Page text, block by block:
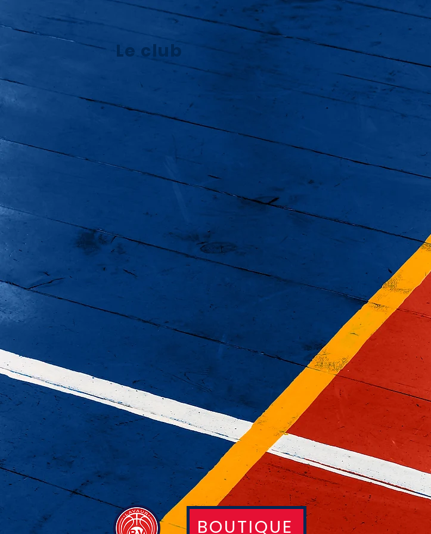
Le club
BOUTIQUE